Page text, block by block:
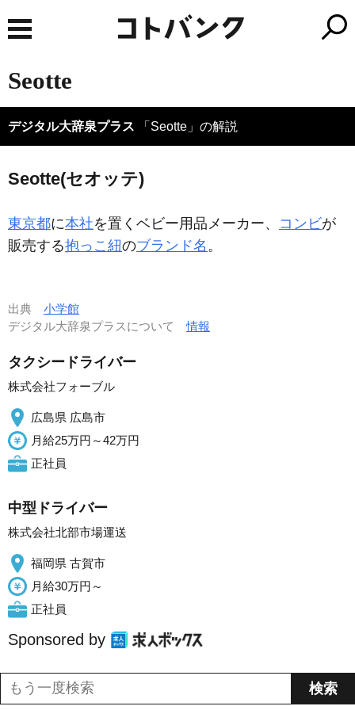
Seotte
デジタル大辞泉プラス 「Seotte」の解説
Seotte(セオッテ)
東京都に本社を置くベビー用品メーカー、 コンビが
販売する抱っこ紐のブランド名 。
出典 小学館
デジタル大辞泉プラスについて情報
タクシードライバー
株式会社フォーブル
広島県 広島市
月給25万円～42万円
正社員
中型ドライバー
株式会社北部市場運送
福岡県 古賀市
月給30万円～
正社員
Sponsored by